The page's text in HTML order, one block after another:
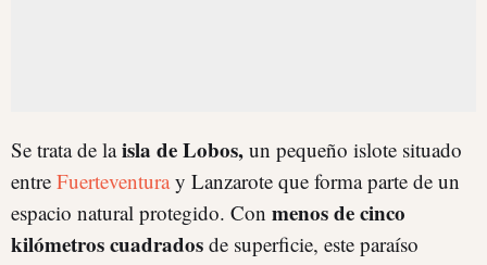
Se trata de laisla de Lobos, un pequeño islote situado
entre Fuerteventuray Lanzarote que forma parte de un
espacio natural protegido. Con menos de cinco
kilómetros cuadrados de superficie, este paraíso